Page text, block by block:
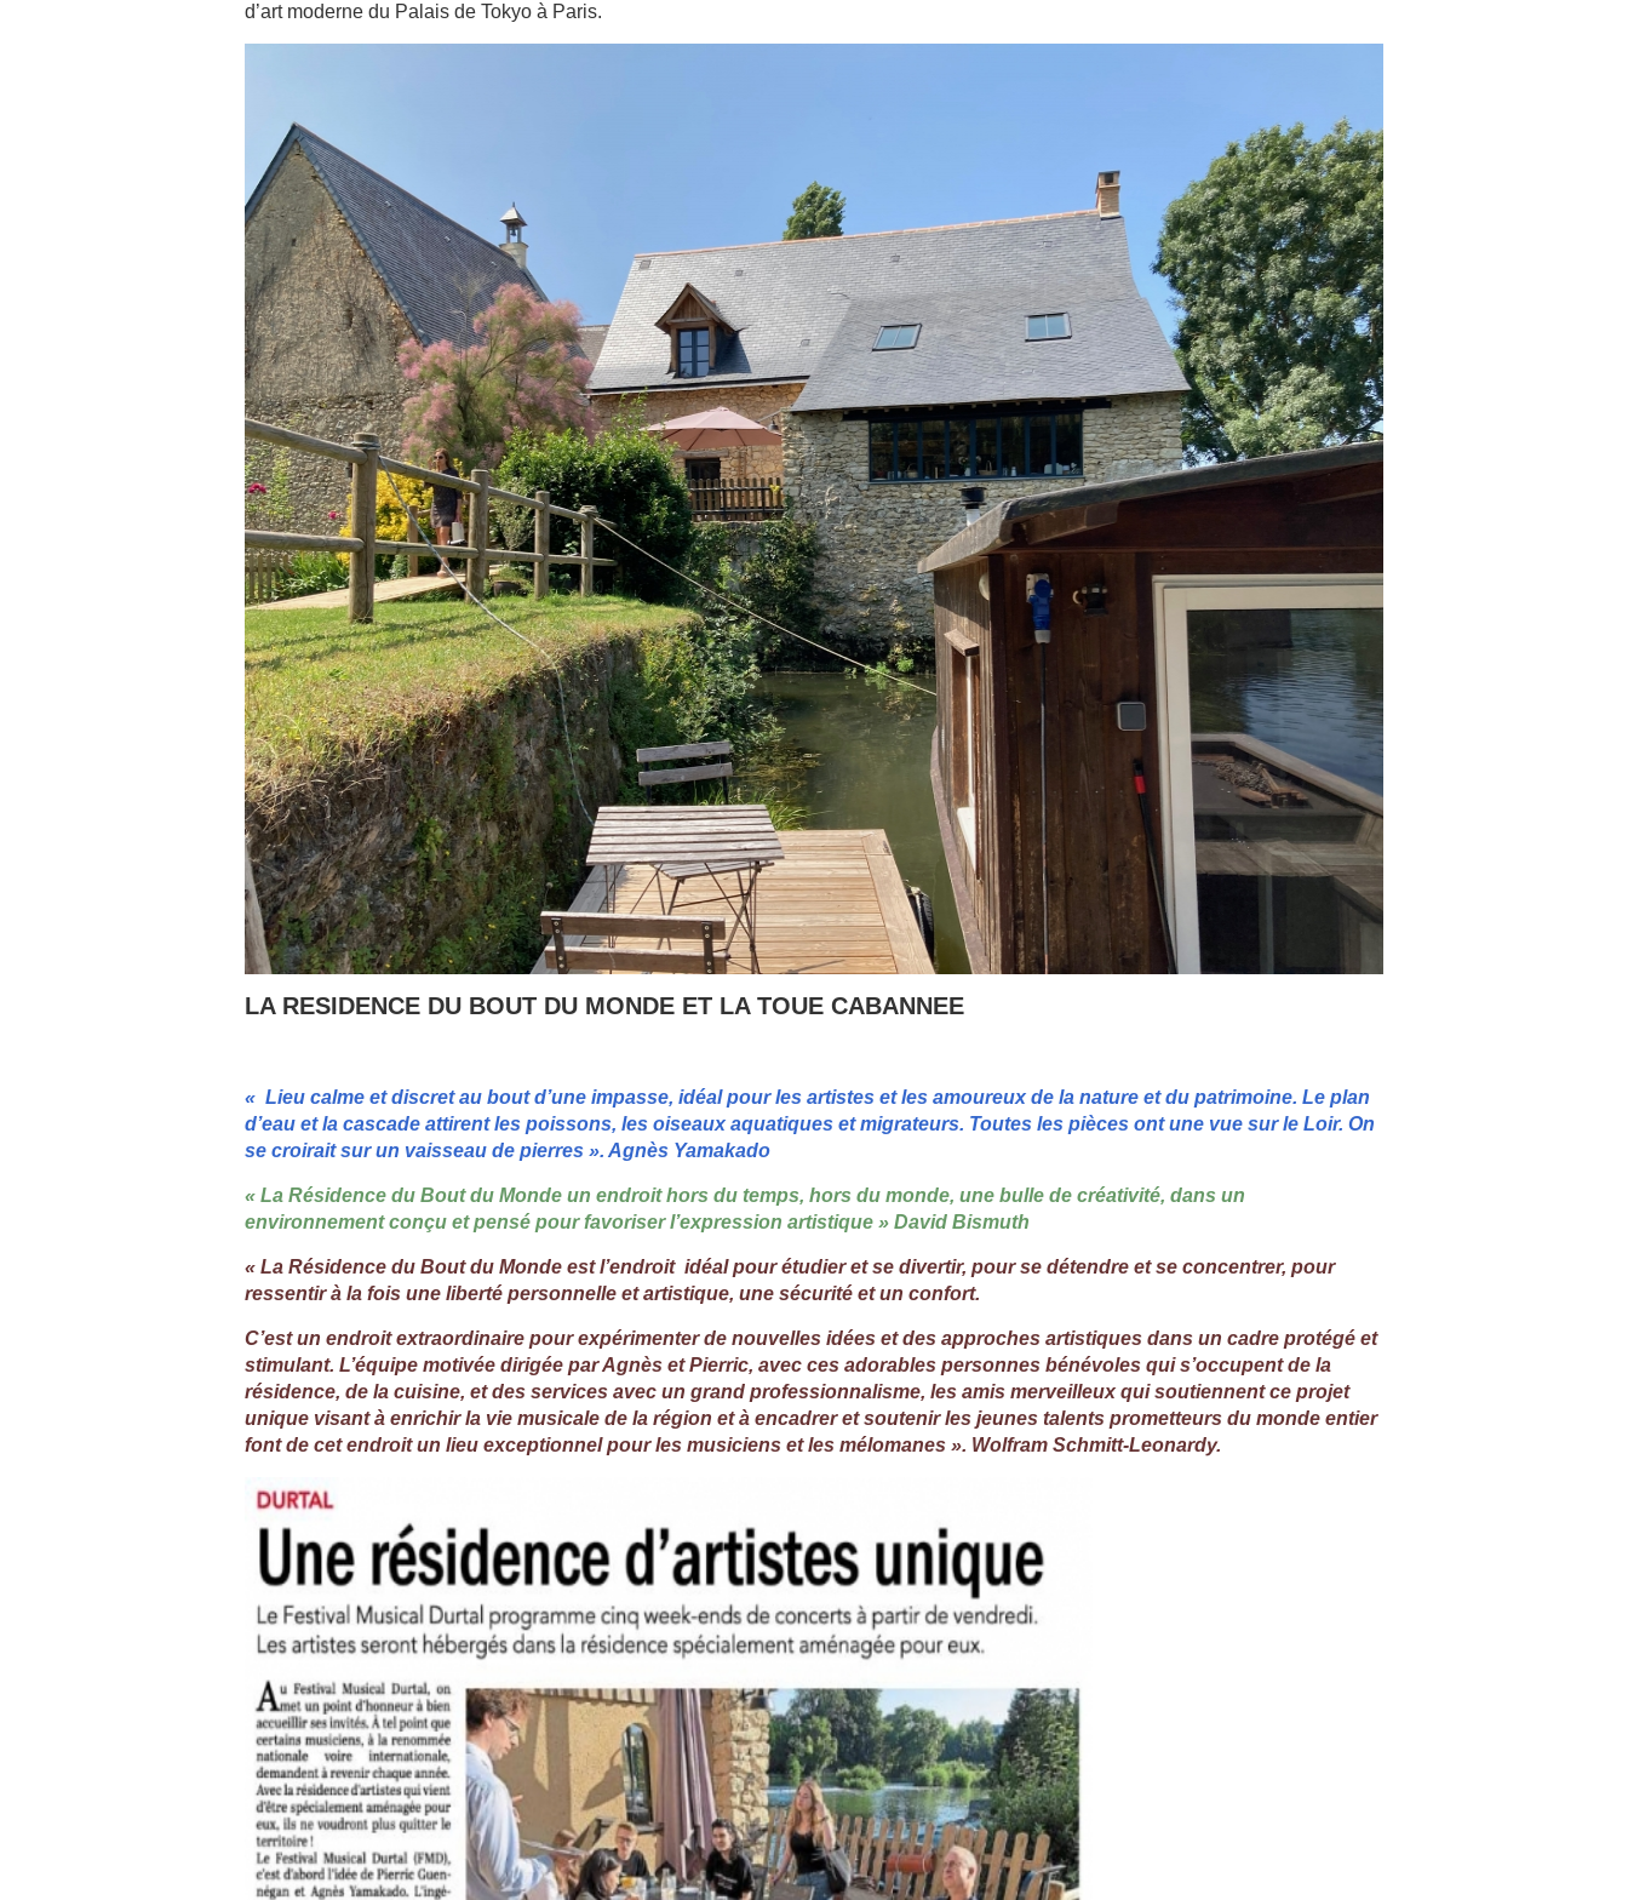
d’art moderne du Palais de Tokyo à Paris.
LA RESIDENCE DU BOUT DU MONDE ET LA TOUE CABANNEE
« Lieu calme et discret au bout d’une impasse, idéal pour les artistes et les amoureux de la nature et du patrimoine. Le plan
d’eau et la cascade attirent les poissons, les oiseaux aquatiques et migrateurs. Toutes les pièces ont une vue sur le Loir. On
se croirait sur un vaisseau de pierres ». Agnès Yamakado
« La Résidence du Bout du Monde un endroit hors du temps, hors du monde, une bulle de créativité, dans un
environnement conçu et pensé pour favoriser l’expression artistique » David Bismuth
« La Résidence du Bout du Monde est l’endroit idéal pour étudier et se divertir, pour se détendre et se concentrer, pour
ressentir à la fois une liberté personnelle et artistique, une sécurité et un confort.
C’est un endroit extraordinaire pour expérimenter de nouvelles idées et des approches artistiques dans un cadre protégé et
stimulant. L’équipe motivée dirigée par Agnès et Pierric, avec ces adorables personnes bénévoles qui s’occupent de la
résidence, de la cuisine, et des services avec un grand professionnalisme, les amis merveilleux qui soutiennent ce projet
unique visant à enrichir la vie musicale de la région et à encadrer et soutenir les jeunes talents prometteurs du monde entier
font de cet endroit un lieu exceptionnel pour les musiciens et les mélomanes ». Wolfram Schmitt-Leonardy.